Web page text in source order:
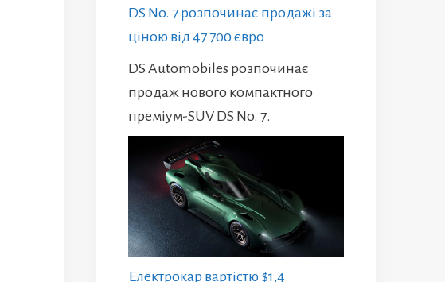
DS No. 7 розпочинає продажі за
ціною від 47 700 євро
DS Automobiles розпочинає
продаж нового компактного
преміум-SUV DS No. 7.
Електрокар вартістю $1,4